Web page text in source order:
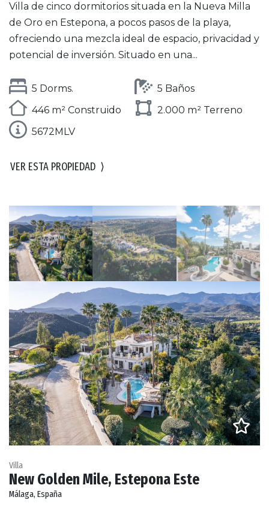
Villa de cinco dormitorios situada en la Nueva Milla
de Oro en Estepona, a pocos pasos de la playa,
ofreciendo una mezcla ideal de espacio, privacidad y
potencial de inversión. Situado en una...
5 Dorms.
5 Baños
446 m² Construido
2.000 m² Terreno
5672MLV
VER ESTA PROPIEDAD ⟩
Villa
New Golden Mile, Estepona Este
Málaga, España